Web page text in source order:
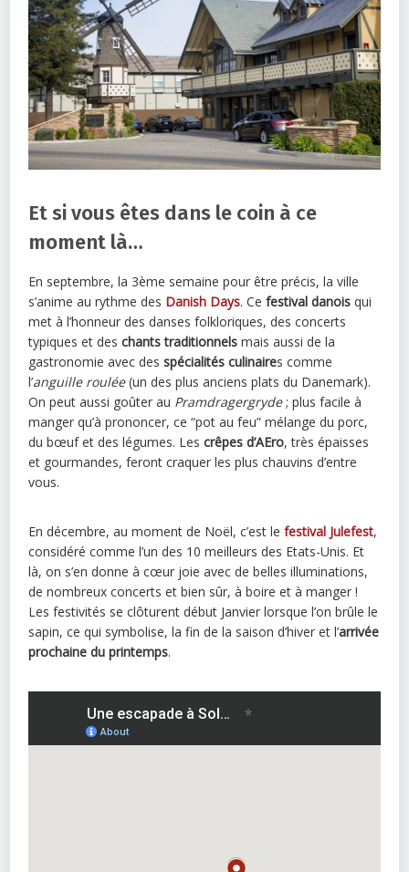
Et si vous êtes dans le coin à ce
moment là…
En septembre, la 3ème semaine pour être précis, la ville
s’anime au rythme des Danish Days. Cefestival danois qui
met à l’honneur des danses folkloriques, des concerts
typiques et deschants traditionnels mais aussi de la
gastronomie avec desspécialités culinaires comme
l’anguille roulée(un des plus anciens plats du Danemark).
On peut aussi goûter au Pramdragergryde; plus facile à
manger qu’à prononcer, ce “pot au feu” mélange du porc,
du bœuf et des légumes. Lescrêpes d’AEro, très épaisses
et gourmandes, feront craquer les plus chauvins d’entre
vous.
En décembre, au moment de Noël, c’est lefestival Julefest,
considéré comme l’un des 10 meilleurs des Etats-Unis. Et
là, on s’en donne à cœur joie avec de belles illuminations,
de nombreux concerts et bien sûr, à boire et à manger !
Les festivités se clôturent début Janvier lorsque l’on brûle le
sapin, ce qui symbolise, la fin de la saison d’hiver et l’arrivée
prochaine du printemps.